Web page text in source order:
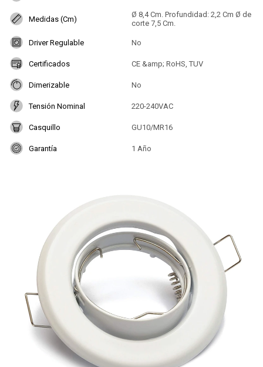
Medidas (Cm)
Ø 8,4 Cm. Profundidad: 2,2 Cm Ø de
corte 7,5 Cm.
Driver Regulable No
Certificados CE &amp; RoHS, TUV
Dimerizable No
Tensión Nominal 220-240VAC
Casquillo GU10/MR16
Garantía 1 Año